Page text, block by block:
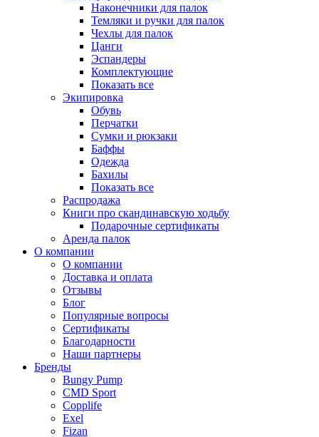
Наконечники для палок
Темляки и ручки для палок
Чехлы для палок
Цанги
Эспандеры
Комплектующие
Показать все
Экипировка
Обувь
Перчатки
Сумки и рюкзаки
Баффы
Одежда
Бахилы
Показать все
Распродажа
Книги про скандинавскую ходьбу
Подарочные сертификаты
Аренда палок
О компании
О компании
Доставка и оплата
Отзывы
Блог
Популярные вопросы
Сертификаты
Благодарности
Наши партнеры
Бренды
Bungy Pump
CMD Sport
Copplife
Exel
Fizan